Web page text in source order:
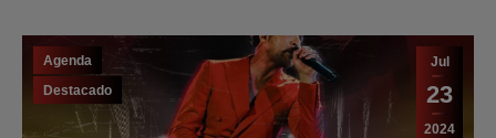
Jul
23
2024
Agenda
Destacado